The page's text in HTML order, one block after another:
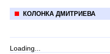
КОЛОНКА ДМИТРИЕВА
Loading...